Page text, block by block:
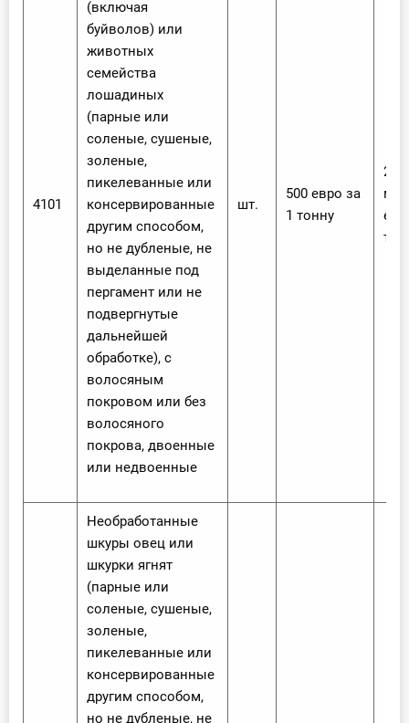
4101
(включая
буйволов) или
животных
семейства
лошадиных
(парные или
соленые, сушеные,
золеные,
пикелеванные или
консервированные
другим способом,
но не дубленые, не
выделанные под
пергамент или не
подвергнутые
дальнейшей
обработке), с
волосяным
покровом или без
волосяного
покрова, двоенные
или недвоенные
шт.
500 евро за
1 тонну
20
Необработанные
шкуры овец или
шкурки ягнят
(парные или
соленые, сушеные,
золеные,
пикелеванные или
консервированные
другим способом,
но не дубленые, не